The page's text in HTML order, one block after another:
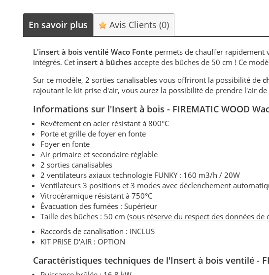
En savoir plus Avis Clients(0)
L'insert à bois ventilé Waco Fonte permets de chauffer rapidement
intégrés. Cet insert à bûchesaccepte des bûches de 50 cm ! Ce
Sur ce modèle, 2 sorties canalisables vous offriront la possibilité de
rajoutant le kit prise d'air, vous aurez la possibilité de prendre l'air
Informations sur l'Insert à bois- FIREMATIC WOOD
Revêtement en acier résistant à 800°C
Porte et grille de foyer en fonte
Foyer en fonte
Air primaire et secondaire réglable
2 sorties canalisables
2 ventilateurs axiaux technologie FUNKY : 160 m3/h / 20W
Ventilateurs 3 positions et 3 modes avec déclenchement
Vitrocéramique résistant à 750°C
Évacuation des fumées : Supérieur
Taille des bûches : 50 cm(sous réserve du respect des données
Raccords de canalisation : INCLUS
KIT PRISE D'AIR : OPTION
Caractéristiques techniques de l'Insert à bois ventilé-